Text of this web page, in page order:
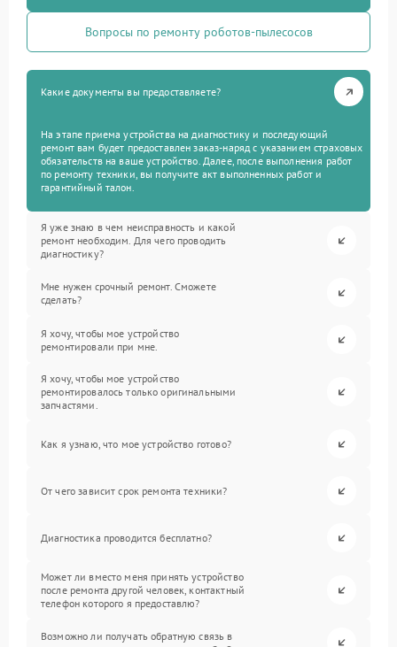
Вопросы по ремонту роботов-пылесосов
Какие документы вы предоставляете?
На этапе приема устройства на диагностику и последующий
ремонт вам будет предоставлен заказ-наряд с указанием страховых
обязательств на ваше устройство. Далее, после выполнения работ
по ремонту техники, вы получите акт выполненных работ и
гарантийный талон.
Я уже знаю в чем неисправность и какой
ремонт необходим. Для чего проводить
диагностику?
Мне нужен срочный ремонт. Сможете
сделать?
Я хочу, чтобы мое устройство
ремонтировали при мне.
Я хочу, чтобы мое устройство
ремонтировалось только оригинальными
запчастями.
Как я узнаю, что мое устройство готово?
От чего зависит срок ремонта техники?
Диагностика проводится бесплатно?
Может ли вместо меня принять устройство
после ремонта другой человек, контактный
телефон которого я предоставлю?
Возможно ли получать обратную связь в